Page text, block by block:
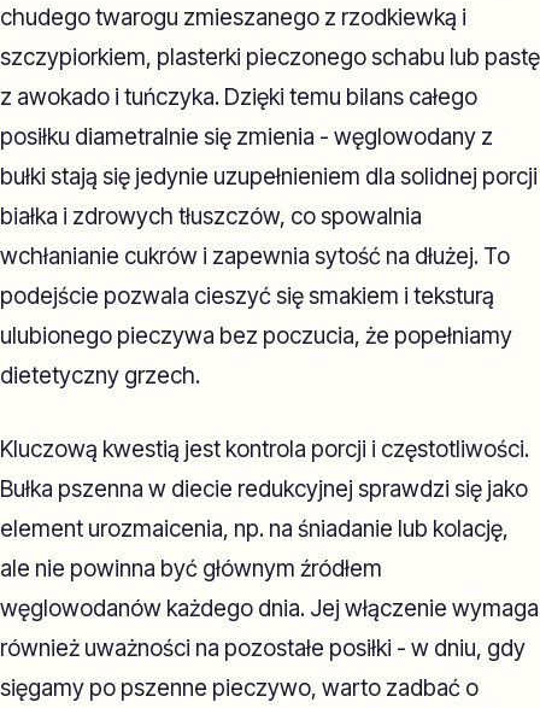
chudego twarogu zmieszanego z rzodkiewką i
szczypiorkiem, plasterki pieczonego schabu lub pastę
z awokado i tuńczyka. Dzięki temu bilans całego
posiłku diametralnie się zmienia - węglowodany z
bułki stają się jedynie uzupełnieniem dla solidnej porcji
białka i zdrowych tłuszczów, co spowalnia
wchłanianie cukrów i zapewnia sytość na dłużej. To
podejście pozwala cieszyć się smakiem i teksturą
ulubionego pieczywa bez poczucia, że popełniamy
dietetyczny grzech.
Kluczową kwestią jest kontrola porcji i częstotliwości.
Bułka pszenna w diecie redukcyjnej sprawdzi się jako
element urozmaicenia, np. na śniadanie lub kolację,
ale nie powinna być głównym źródłem
węglowodanów każdego dnia. Jej włączenie wymaga
również uważności na pozostałe posiłki - w dniu, gdy
sięgamy po pszenne pieczywo, warto zadbać o